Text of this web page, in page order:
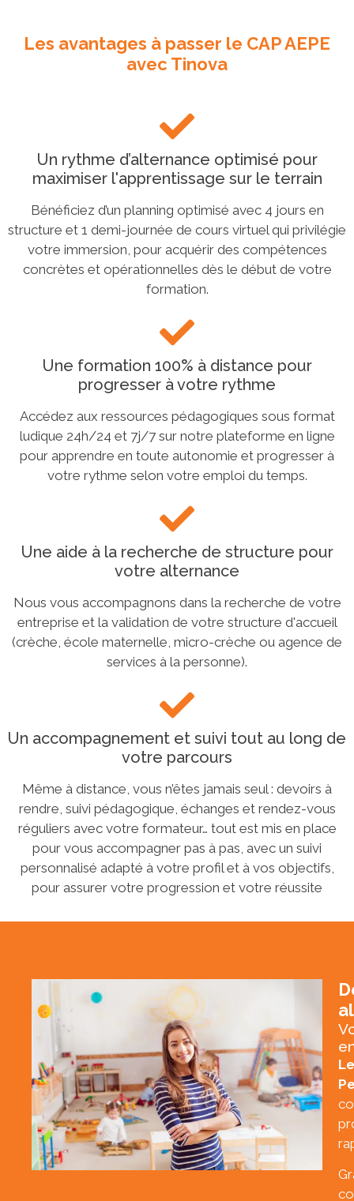
Les avantages à passer le CAP AEPE
avec Tinova
Un rythme d’alternance optimisé pour
maximiser l'apprentissage sur le terrain
Bénéficiez d’un planning optimisé avec 4 jours en
structure et 1 demi-journée de cours virtuel qui privilégie
votre immersion, pour acquérir des compétences
concrètes et opérationnelles dès le début de votre
formation.
Une formation 100% à distance pour
progresser à votre rythme
Accédez aux ressources pédagogiques sous format
ludique 24h/24 et 7j/7 sur notre plateforme en ligne
pour apprendre en toute autonomie et progresser à
votre rythme selon votre emploi du temps.
Une aide à la recherche de structure pour
votre alternance
Nous vous accompagnons dans la recherche de votre
entreprise et la validation de votre structure d'accueil
(crèche, école maternelle, micro-crèche ou agence de
services à la personne).
Un accompagnement et suivi tout au long de
votre parcours
Même à distance, vous n’êtes jamais seul : devoirs à
rendre, suivi pédagogique, échanges et rendez-vous
réguliers avec votre formateur… tout est mis en place
pour vous accompagner pas à pas, avec un suivi
personnalisé adapté à votre profil et à vos objectifs,
pour assurer votre progression et votre réussite